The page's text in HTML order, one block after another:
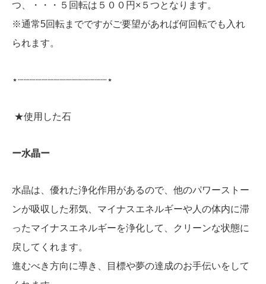
つ、・・・５回転は５００円×５つとなります。
※通常5回転までですがご要望があれば何回転でも入れ
られます。
⋆┈┈┈┈┈┈┈┈┈┈┈┈┈┈┈⋆
★使用した石
ー水晶ー
水晶は、優れた浄化作用があるので、他のパワーストー
ンが吸収した邪気、マイナスエネルギーや人の体内に滞
ったマイナスエネルギーを浄化して、クリーンな状態に
戻してくれます。
進むべき方向に導き、目標や夢の達成のお手伝いをして